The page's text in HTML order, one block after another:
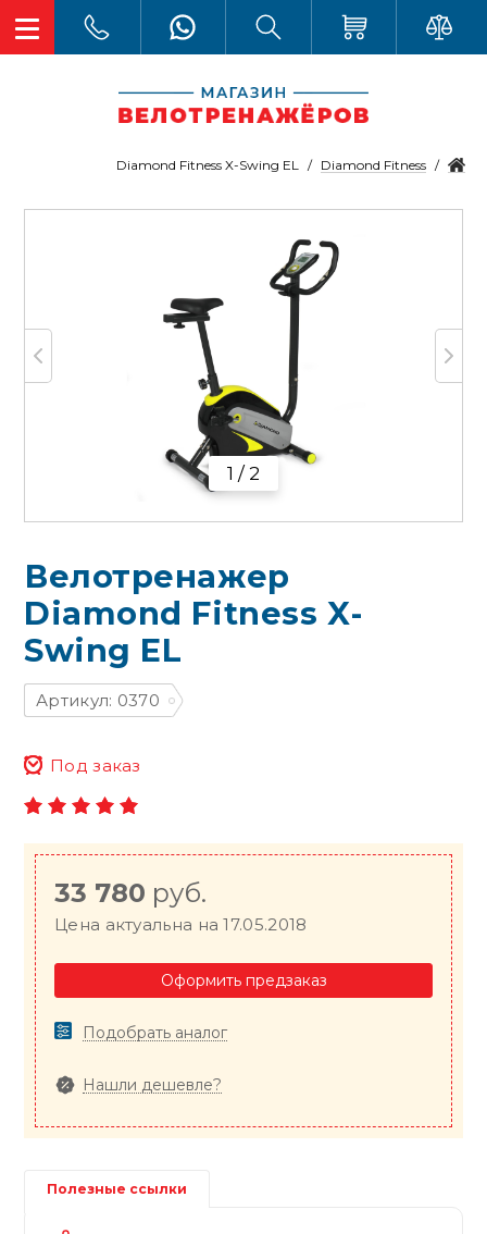
Diamond Fitness
Diamond Fitness X-Swing EL
1 / 2
Велотренажер
Diamond Fitness X-
Swing EL
Артикул: 0370
Под заказ
33 780 руб.
Цена актуальна на 17.05.2018
Оформить предзаказ
Подобрать аналог
Нашли дешевле?
Полезные ссылки